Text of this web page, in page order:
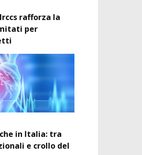
rafforza la
per
in Italia: tra
e crollo del